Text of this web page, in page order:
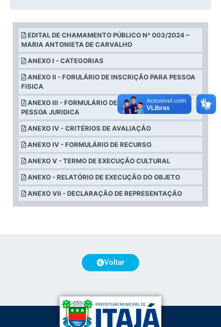
EDITAL DE CHAMAMENTO PÚBLICO Nº 003/2024 –
MARIA ANTONIETA DE CARVALHO
ANEXO I - CATEGORIAS
ANEXO II - FORULÁRIO DE INSCRIÇÃO PARA PESSOA
FISICA
ANEXO III - FORMULÁRIO DE INSCRIÇÃO PARA
PESSOA JURIDICA
ANEXO IV - CRITÉRIOS DE AVALIAÇÃO
ANEXO IV - FORMULÁRIO DE RECURSO
ANEXO V - TERMO DE EXECUÇÃO CULTURAL
ANEXO - RELATÓRIO DE EXECUÇÃO DO OBJETO
ANEXO VII - DECLARAÇÃO DE REPRESENTAÇÃO
Voltar